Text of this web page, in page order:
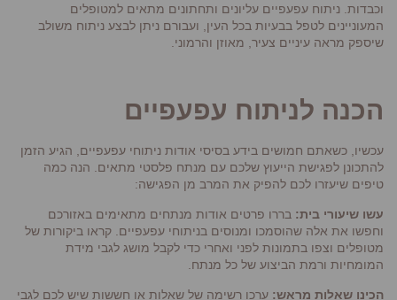
וכבדות. ניתוח עפעפיים עליונים ותחתונים מתאים למטופלים
המעוניינים לטפל בבעיות בכל העין, ועבורם ניתן לבצע ניתוח משולב
שיספק מראה עיניים צעיר, מאוזן והרמוני.
הכנה לניתוח עפעפיים
עכשיו, כשאתם חמושים בידע בסיסי אודות ניתוחי עפעפיים, הגיע הזמן
להתכונן לפגישת הייעוץ שלכם עם מנתח פלסטי מתאים. הנה כמה
טיפים שיעזרו לכם להפיק את המרב מן הפגישה:
עשו שיעורי בית: בררו פרטים אודות מנתחים מתאימים באזורכם
וחפשו את אלה שהוסמכו ומנוסים בניתוחי עפעפיים. קראו ביקורות של
מטופלים וצפו בתמונות לפני ואחרי כדי לקבל מושג לגבי מידת
המומחיות ורמת הביצוע של כל מנתח.
הכינו שאלות מראש: ערכו רשימה של שאלות או חששות שיש לכם לגבי